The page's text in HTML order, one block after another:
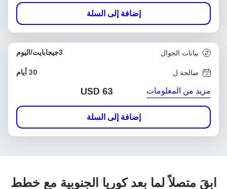
إضافة إلى السلة
بيانات الجوال 3جيجابايت/اليوم
صالحة ل 30 أيام
مزيد من المعلومات USD 63
إضافة إلى السلة
ابقَ متصلاً لما بعد كوريا الجنوبية مع خطط